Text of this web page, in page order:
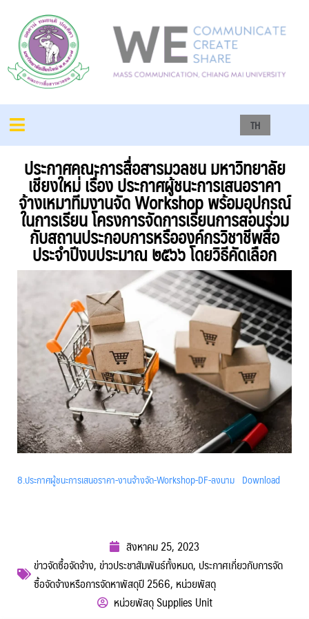
TH
ประกาศคณะการสื่อสารมวลชน มหาวิทยาลัย
เชียงใหม่ เรื่อง ประกาศผู้ชนะการเสนอราคา
จ้างเหมาทีมงานจัด Workshop พร้อมอุปกรณ์
ในการเรียน โครงการจัดการเรียนการสอนร่วม
กับสถานประกอบการหรือองค์กรวิชาชีพสื่อ
ประจำปีงบประมาณ ๒๕๖๖ โดยวิธีคัดเลือก
8.ประกาศผู้ชนะการเสนอราคา-งานจ้างจัด-Workshop-DF-ลงนาม Download
สิงหาคม 25, 2023
ข่าวจัดซื้อจัดจ้าง,ข่าวประชาสัมพันธ์ทั้งหมด, ประกาศเกี่ยวกับการจัด
ซื้อจัดจ้างหรือการจัดหาพัสดุปี 2566, หน่วยพัสดุ
หน่วยพัสดุ Supplies Unit